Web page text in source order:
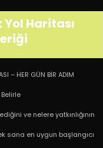
Yol Haritası
– HER GÜN BİR ADIM
ve nelere yatkınlığının
sana en uygun başlangıcı